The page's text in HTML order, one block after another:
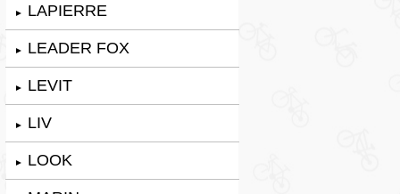
► LAPIERRE
► LEADER FOX
► LEVIT
► LIV
► LOOK